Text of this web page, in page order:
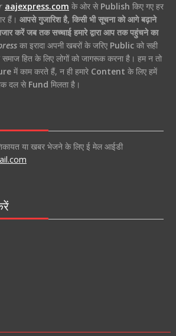
aajexpress.com के ओर से Publish किए गए हर
हैं। आपसे गुजारिश है, किसी भी सूचना को आगे बढ़ाने
करें जब तक सच्चाई हमारे द्वारा आप तक पहुंचने का
का इरादा अपनी खबरों के जरिए Publicको सही
हित के लिए लोगों को जागरूक करना है। हम न तो
में काम करते हैं, न ही हमारे Content के लिए हमें
दल से Fund मिलता है।
या खबर भेजने के लिए ई मेल आईडी